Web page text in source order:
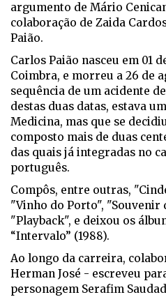
argumento de Mário
colaboração de Zaida
Paião.
Carlos Paião nasceu em 01
Coimbra, e morreu a 26 de
sequência de um acidente
destas duas datas, estava
Medicina, mas que se
composto mais de duas
das quais já integradas no
português.
Compôs, entre outras,
"Vinho do Porto", "Souvenir
"Playback", e deixou os
“Intervalo” (1988).
Ao longo da carreira,
Herman José - escreveu
personagem Serafim